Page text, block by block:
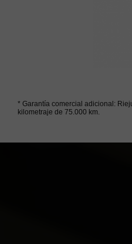
* Garantía comercial adicional:
kilometraje de 75.000 km.